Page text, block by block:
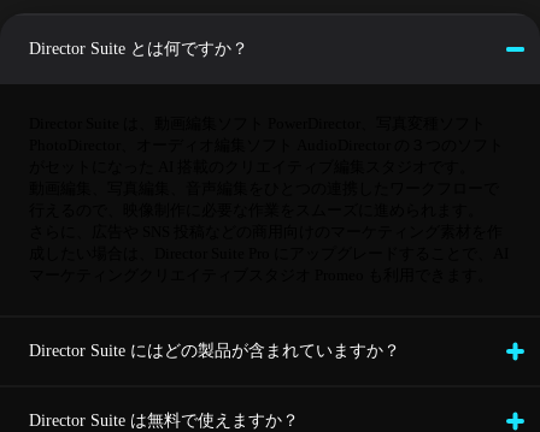
Director Suite とは何ですか？
Director Suite にはどの製品が含まれていますか？
Director Suite は無料で使えますか？